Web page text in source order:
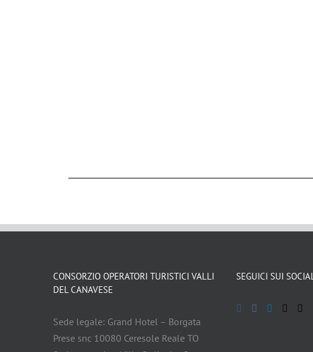
CONSORZIO OPERATORI TURISTICI VALLI
DEL CANAVESE
Sede legale: Grand Hotel – Borgata
Prese snc 10080 Ceresole Reale TO
SEGUICI SUI SOCIAL